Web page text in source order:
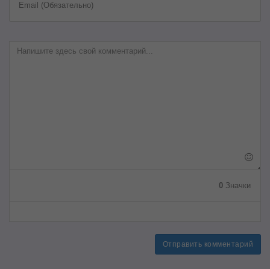
Email (Обязательно)
0 Значки
Отправить комментарий